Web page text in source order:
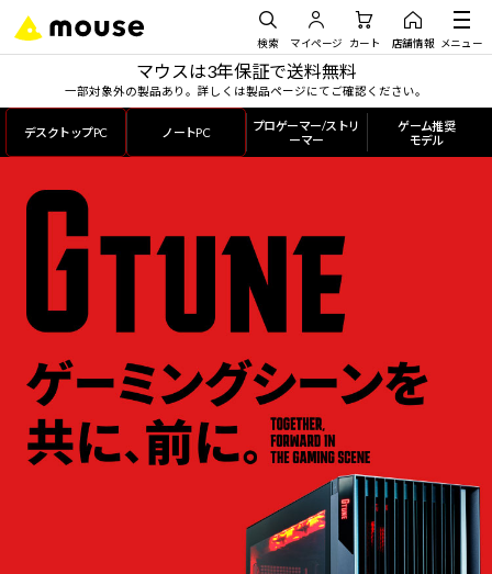
検索 マイページ カート 店舗情報 メニュー
マウスは3年保証で送料無料
一部対象外の製品あり。詳しくは製品ページにてご確認ください。
デスクトップPC ノートPC
プロゲーマー/ストリ
ーマー
ゲーム推奨
モデル